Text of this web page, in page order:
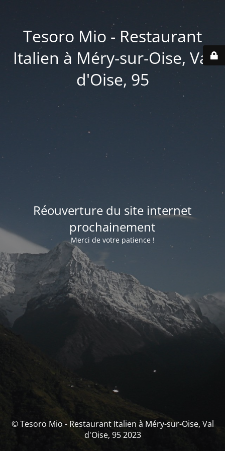
Tesoro Mio - Restaurant
Italien à Méry-sur-Oise, Val
d'Oise, 95
Réouverture du site internet
prochainement
Merci de votre patience !
© Tesoro Mio - Restaurant Italien à Méry-sur-Oise, Val
d'Oise, 95 2023